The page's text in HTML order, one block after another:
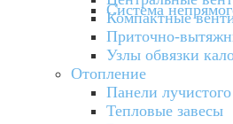
Компактные
Приточно-
Узлы обвязки
Отопление
Панели
Тепловые завесы
Система